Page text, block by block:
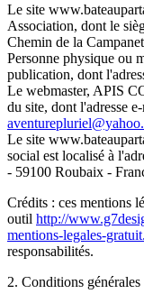
Le site
Association, dont le
Chemin de la
Personne physique ou
publication, dont
Le webmaster, APIS
du site, dont l'adresse
Le site
social est localisé à
- 59100 Roubaix -
Crédits : ces mentions
outil http://
mentions-legales-
responsabilités.
2. Conditions